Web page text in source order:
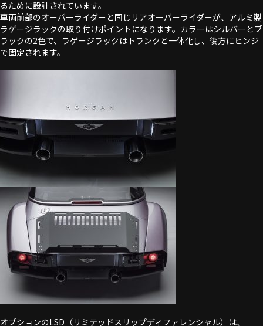
るために設計されています。
車両前部のオーバーライダーと同じリアオーバーライダーが、アルミ製
ラゲージラックの取り付けポイントになります。カラーはシルバーとブ
ラックの2色で、ラゲージラックはトランクと一体化し、後方にヒンジ
で固定されます。
オプションのLSD（リミテッドスリップディファレンシャル）は、